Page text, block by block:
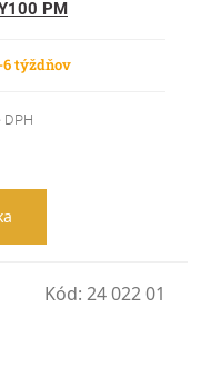
PM
týždňov
DPH
Kód: 24 022 01